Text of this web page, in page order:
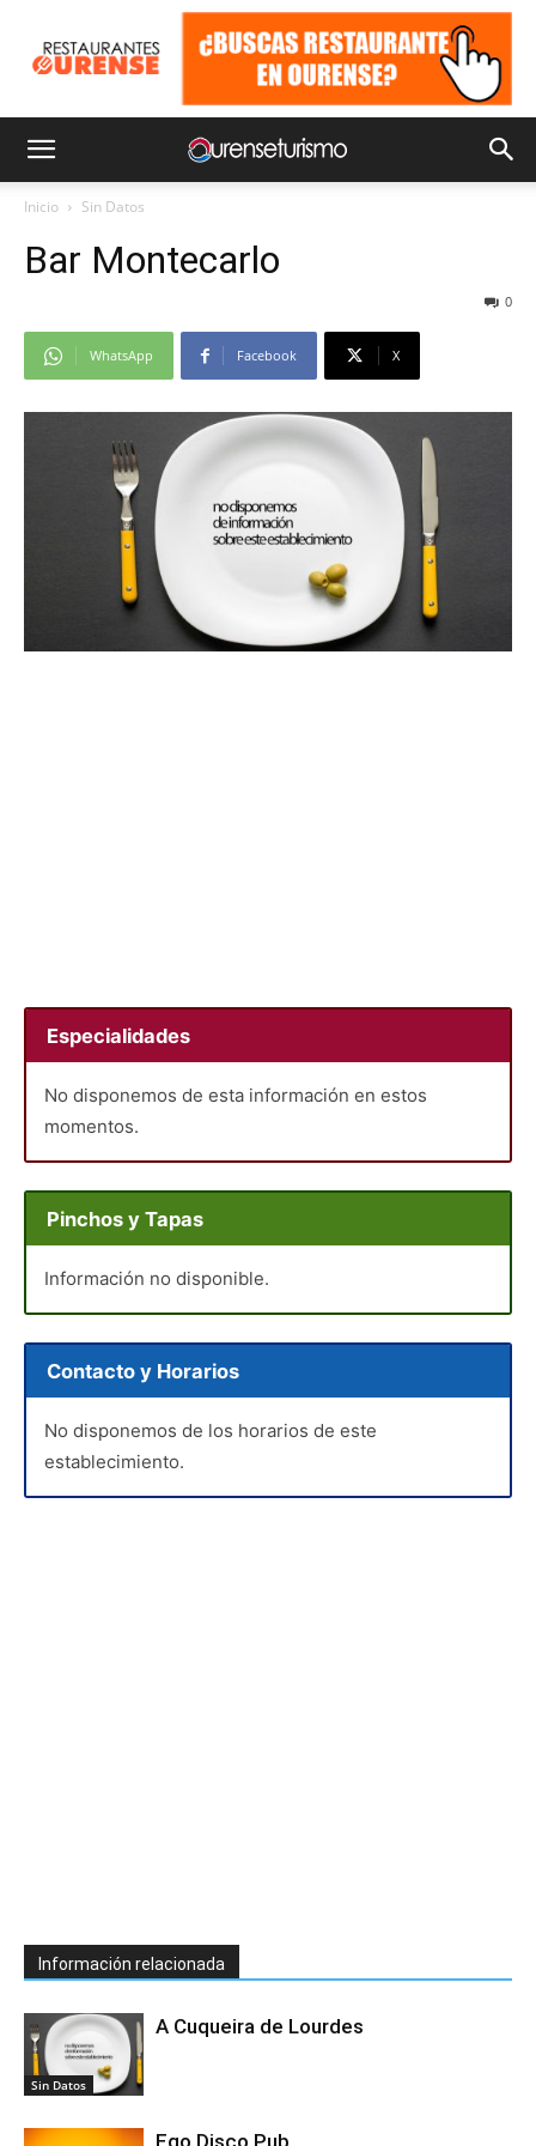
Inicio Sin Datos
Bar Montecarlo
0
WhatsApp Facebook X
Especialidades
No disponemos de esta información en estos
momentos.
Pinchos y Tapas
Información no disponible.
Contacto y Horarios
No disponemos de los horarios de este
establecimiento.
Información relacionada
Sin Datos
A Cuqueira de Lourdes
Ego Disco Pub